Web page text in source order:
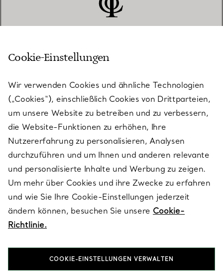
KUNDENSERVICE
SERVICES
ÜBER TIFFANY & CO.
RECHTLICHE HINWEISE
FOLGEN SIE UNS
Cookie-Einstellungen
Wir verwenden Cookies und ähnliche Technologien
(„Cookies“), einschließlich Cookies von Drittparteien,
um unsere Website zu betreiben und zu verbessern,
die Website-Funktionen zu erhöhen, Ihre
Nutzererfahrung zu personalisieren, Analysen
durchzuführen und um Ihnen und anderen relevante
und personalisierte Inhalte und Werbung zu zeigen.
Um mehr über Cookies und ihre Zwecke zu erfahren
und wie Sie Ihre Cookie-Einstellungen jederzeit
ändern können, besuchen Sie unsere Cookie-
Richtlinie.
COOKIE-EINSTELLUNGEN VERWALTEN